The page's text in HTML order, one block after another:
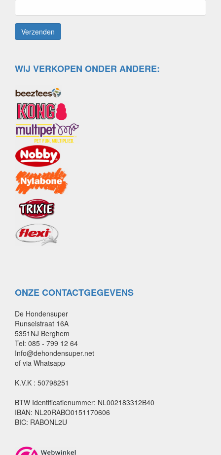
WIJ VERKOPEN ONDER ANDERE:
ONZE CONTACTGEGEVENS
De Hondensuper
Runselstraat 16A
5351NJ Berghem
Tel: 085 - 799 12 64
Info@dehondensuper.net
of via Whatsapp
K.V.K : 50798251
BTW Identificatienummer: NL002183312B40
IBAN: NL20RABO0151170606
BIC: RABONL2U